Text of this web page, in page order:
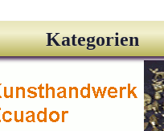
Kategorien